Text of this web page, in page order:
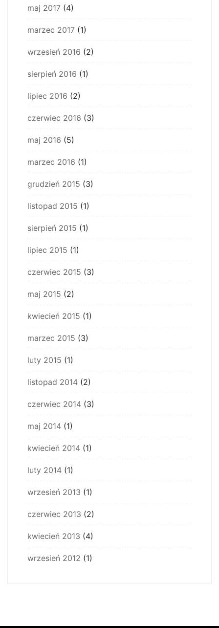
maj 2017 (4)
marzec 2017 (1)
wrzesień 2016 (2)
sierpień 2016 (1)
lipiec 2016 (2)
czerwiec 2016 (3)
maj 2016 (5)
marzec 2016 (1)
grudzień 2015 (3)
listopad 2015 (1)
sierpień 2015 (1)
lipiec 2015 (1)
czerwiec 2015 (3)
maj 2015 (2)
kwiecień 2015 (1)
marzec 2015 (3)
luty 2015 (1)
listopad 2014 (2)
czerwiec 2014 (3)
maj 2014 (1)
kwiecień 2014 (1)
luty 2014 (1)
wrzesień 2013 (1)
czerwiec 2013 (2)
kwiecień 2013 (4)
wrzesień 2012 (1)